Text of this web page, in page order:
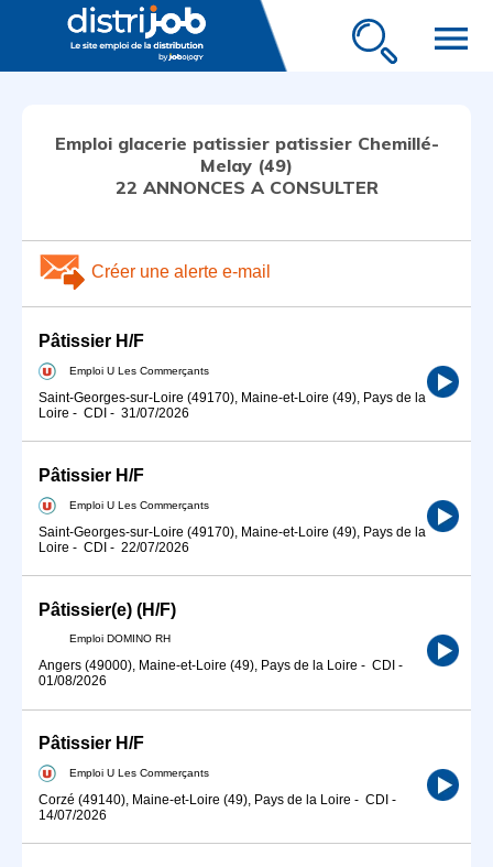
menu
Emploi glacerie patissier patissier Chemillé-
Melay (49)
22 ANNONCES A CONSULTER
Créer une alerte e-mail
Pâtissier H/F
Emploi U Les Commerçants
Saint-Georges-sur-Loire (49170), Maine-et-Loire (49), Pays de la
Loire - CDI - 31/07/2026
Pâtissier H/F
Emploi U Les Commerçants
Saint-Georges-sur-Loire (49170), Maine-et-Loire (49), Pays de la
Loire - CDI - 22/07/2026
Pâtissier(e) (H/F)
Emploi DOMINO RH
Angers (49000), Maine-et-Loire (49), Pays de la Loire - CDI -
01/08/2026
Pâtissier H/F
Emploi U Les Commerçants
Corzé (49140), Maine-et-Loire (49), Pays de la Loire - CDI -
14/07/2026